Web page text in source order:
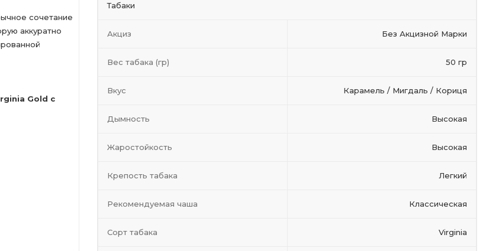
сочетание
аккуратно
Gold с
Табаки
Акциз Без Акцизной Марки
Вес табака (гр) 50 гр
Вкус Карамель / Мигдаль / Кориця
Дымность Высокая
Жаростойкость Высокая
Крепость табака Легкий
Рекомендуемая чаша Классическая
Сорт табака Virginia